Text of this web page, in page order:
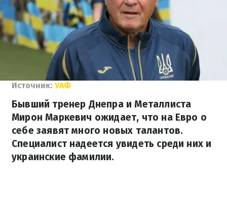
Источник: УАФ
Бывший тренер Днепра и Металлиста
Мирон Маркевич ожидает, что на Евро о
себе заявят много новых талантов.
Специалист надеется увидеть среди них и
украинские фамилии.